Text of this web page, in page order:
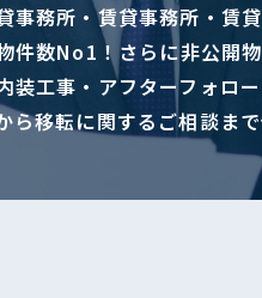
務所・賃貸事務所・賃
数No1！さらに非公開物
装工事・アフターフォロ
移転に関するご相談ま